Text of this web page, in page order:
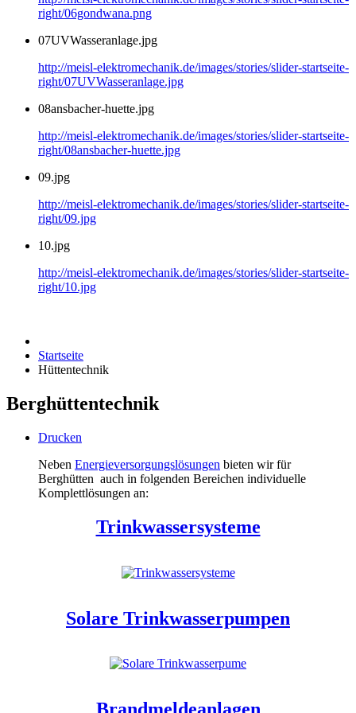
right/06gondwana.png
07UVWasseranlage.jpg
http://meisl-elektromechanik.de/images/stories/slider-startseite-
right/07UVWasseranlage.jpg
08ansbacher-huette.jpg
http://meisl-elektromechanik.de/images/stories/slider-startseite-
right/08ansbacher-huette.jpg
09.jpg
http://meisl-elektromechanik.de/images/stories/slider-startseite-
right/09.jpg
10.jpg
http://meisl-elektromechanik.de/images/stories/slider-startseite-
right/10.jpg
Startseite
Hüttentechnik
Berghüttentechnik
Drucken
Neben Energieversorgungslösungen bieten wir für
Berghütten auch in folgenden Bereichen individuelle
Komplettlösungen an:
Trinkwassersysteme
Solare Trinkwasserpumpen